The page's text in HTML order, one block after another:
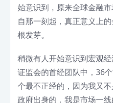
始意识到，原来全球金融市
自那一刻起，真正意义上
根发芽。
稍微有人开始意识到宏观
证监会的首经团队中，36
个最不正经的，因为我又
政府出身的，我是市场一